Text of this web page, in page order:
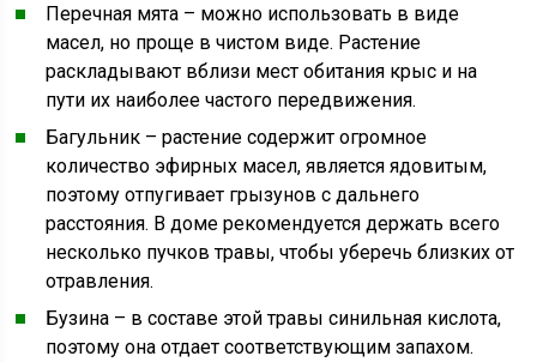
Перечная мята – можно использовать в виде
масел, но проще в чистом виде. Растение
раскладывают вблизи мест обитания крыс и на
пути их наиболее частого передвижения.
Багульник – растение содержит огромное
количество эфирных масел, является ядовитым,
поэтому отпугивает грызунов с дальнего
расстояния. В доме рекомендуется держать всего
несколько пучков травы, чтобы уберечь близких от
отравления.
Бузина – в составе этой травы синильная кислота,
поэтому она отдает соответствующим запахом.